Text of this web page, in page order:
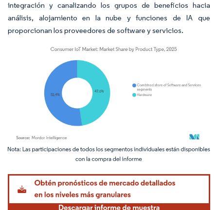
integración y canalizando los grupos de beneficios hacia
análisis, alojamiento en la nube y funciones de IA que
proporcionan los proveedores de software y servicios.
Imagen © Mordor Intelligence. El uso requiere atribución según CC BY 4.0.